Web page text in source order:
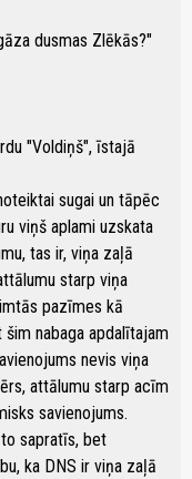
dusmas Zlēkās?"
"Voldiņš", īstajā
sugai un tāpēc
viņš aplami uzskata
tas ir, viņa zaļā
starp viņa
pazīmes kā
nabaga apdalītajam
nevis viņa
attālumu starp acīm
savienojums.
sapratīs, bet
ka DNS ir viņa zaļā